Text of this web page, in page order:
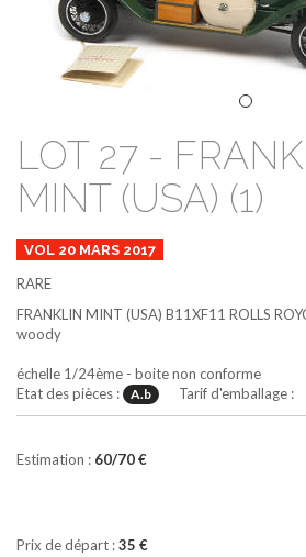
LOT 27 -
MINT (USA) (1)
VOL 20 MARS 2017
RARE
FRANKLIN MINT (USA) B11XF11 ROLLS
woody
échelle 1/24ème - boite non conforme
Etat des pièces :
A.b Tarif d'emballage :
Estimation : 60/70 €
Prix de départ :35 €